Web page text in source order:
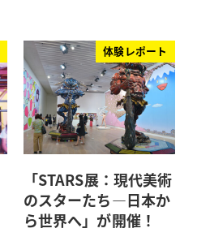
体験レポート
「STARS展：現代美術
のスターたち―日本か
ら世界へ」が開催！